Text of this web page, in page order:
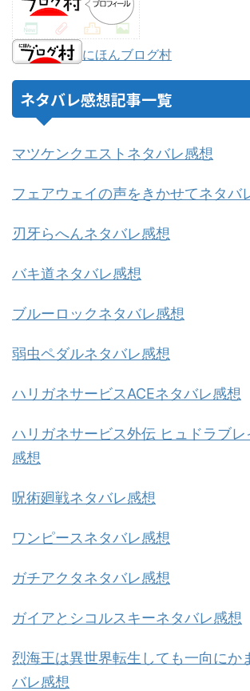
にほんブログ村
ネタバレ感想記事一覧
マツケンクエストネタバレ感想
フェアウェイの声をきかせてネタバ
刃牙らへんネタバレ感想
バキ道ネタバレ感想
ブルーロックネタバレ感想
弱虫ペダルネタバレ感想
ハリガネサービスACEネタバレ感想
ハリガネサービス外伝 ヒュドラブレ
感想
呪術廻戦ネタバレ感想
ワンピースネタバレ感想
ガチアクタネタバレ感想
ガイアとシコルスキーネタバレ感想
烈海王は異世界転生しても一向にか
バレ感想